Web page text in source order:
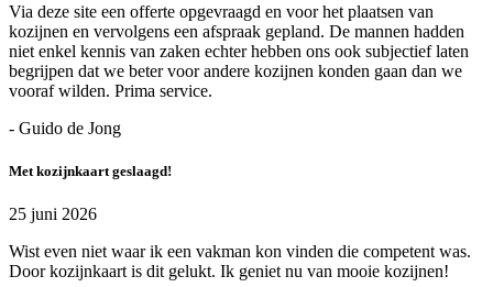
Via deze site een offerte opgevraagd en voor het plaatsen van
kozijnen en vervolgens een afspraak gepland. De mannen hadden
niet enkel kennis van zaken echter hebben ons ook subjectief laten
begrijpen dat we beter voor andere kozijnen konden gaan dan we
vooraf wilden. Prima service.
- Guido de Jong
Met kozijnkaart geslaagd!
25 juni 2026
Wist even niet waar ik een vakman kon vinden die competent was.
Door kozijnkaart is dit gelukt. Ik geniet nu van mooie kozijnen!